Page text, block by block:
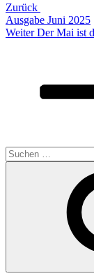
Zurück
Ausgabe Juni 2025
Nächster
Weiter Der Mai ist
Suchen
nach: